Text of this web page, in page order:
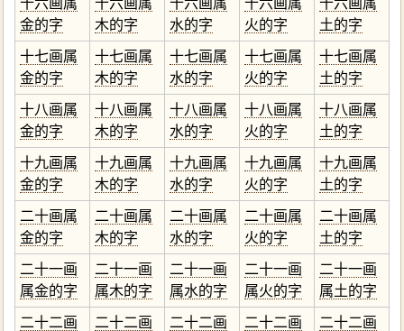
十六画属
金的字
十六画属
木的字
十六画属
水的字
十六画属
火的字
十六画属
土的字
十七画属
金的字
十七画属
木的字
十七画属
水的字
十七画属
火的字
十七画属
土的字
十八画属
金的字
十八画属
木的字
十八画属
水的字
十八画属
火的字
十八画属
土的字
十九画属
金的字
十九画属
木的字
十九画属
水的字
十九画属
火的字
十九画属
土的字
二十画属
金的字
二十画属
木的字
二十画属
水的字
二十画属
火的字
二十画属
土的字
二十一画
属金的字
二十一画
属木的字
二十一画
属水的字
二十一画
属火的字
二十一画
属土的字
二十二画
二十二画
二十二画
二十二画
二十二画